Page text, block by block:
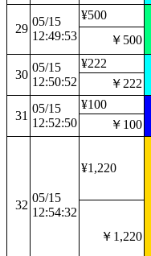
29
05/15
12:49:53
¥500
￥500
30
05/15
12:50:52
¥222
￥222
31
05/15
12:52:50
¥100
￥100
32
05/15
12:54:32
¥1,220
￥1,220